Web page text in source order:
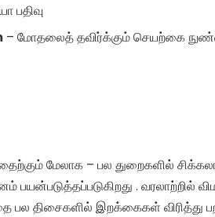
பதிவு
– மோதலைத் தவிர்க்கும் செயற்கை
மேலாக – பல துறைகளில்
பயன்படுத்தப்படுகிறது . வரலாற்றில்
திசைகளில் இறக்கைகள் விரித்து